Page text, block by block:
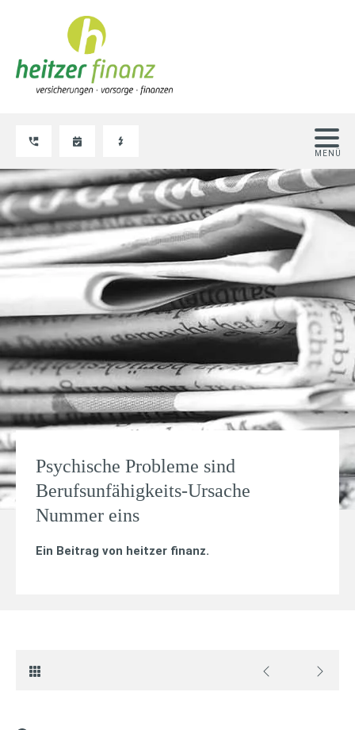
Psychische Probleme sind
Berufsunfähigkeits-Ursache
Nummer eins
Ein Beitrag von heitzer finanz.